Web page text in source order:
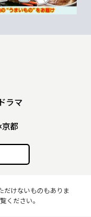
ラマ
京都
だけないものもありま
ください。